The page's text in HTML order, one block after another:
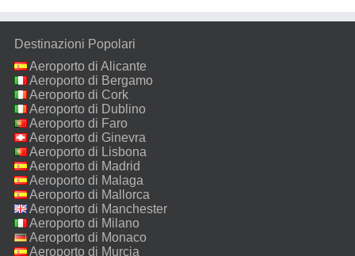
Destinazioni Popolari
Aeroporto di Alicante
Aeroporto di Bergamo
Aeroporto di Cork
Aeroporto di Dublino
Aeroporto di Faro
Aeroporto di Ginevra
Aeroporto di Lisbona
Aeroporto di Madrid
Aeroporto di Malaga
Aeroporto di Mallorca
Aeroporto di Manchester
Aeroporto di Milano
Malpensa
Aeroporto di Monaco
Aeroporto di Murcia